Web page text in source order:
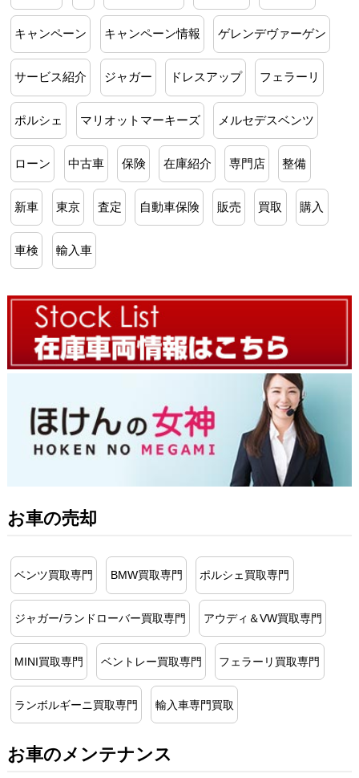
キャンペーン キャンペーン情報 ゲレンデヴァーゲン
サービス紹介 ジャガー ドレスアップ フェラーリ
ポルシェ マリオットマーキーズ メルセデスベンツ
ローン 中古車 保険 在庫紹介 専門店 整備
新車 東京 査定 自動車保険 販売 買取 購入
車検 輸入車
お車の売却
ベンツ買取専門 BMW買取専門 ポルシェ買取専門
ジャガー/ランドローバー買取専門 アウディ＆VW買取専門
MINI買取専門 ベントレー買取専門 フェラーリ買取専門
ランボルギーニ買取専門 輸入車専門買取
お車のメンテナンス